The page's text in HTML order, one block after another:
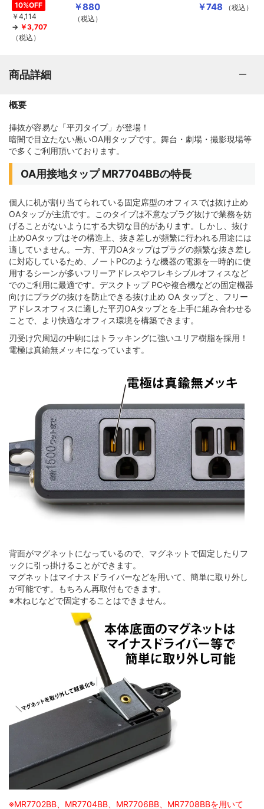
10%OFF
￥4,114
￥3,707
（税込）
￥880
（税込）
￥748 （税込）
商品詳細
概要
挿抜が容易な「平刃タイプ」が登場！
暗闇で目立たない黒いOA用タップです。舞台・劇場・撮影現場等
で多くご利用頂いております。
OA用接地タップ MR7704BBの特長
個人に机が割り当てられている固定席型のオフィスでは抜け止め
OAタップが主流です。このタイプは不意なプラグ抜けで業務を妨
げることがないようにする大切な目的があります。しかし、抜け
止めOAタップはその構造上、抜き差しが頻繁に行われる用途には
適していません。一方、平刃OAタップはプラグの頻繁な抜き差し
に対応しているため、ノートPCのような機器の電源を一時的に使
用するシーンが多いフリーアドレスやフレキシブルオフィスなど
でのご利用に最適です。デスクトップ PCや複合機などの固定機器
向けにプラグの抜けを防止できる抜け止め OA タップと、フリー
アドレスオフィスに適した平刃OAタップとを上手に組み合わせる
ことで、より快適なオフィス環境を構築できます。
刃受け穴周辺の中駒にはトラッキングに強いユリア樹脂を採用！
電極は真鍮無メッキになっています。
背面がマグネットになっているので、マグネットで固定したりフ
ックに引っ掛けることができます。
マグネットはマイナスドライバーなどを用いて、簡単に取り外し
が可能です。もちろん再取付もできます。
※木ねじなどで固定することはできません。
※MR7702BB、MR7704BB、MR7706BB、MR7708BBを用いて